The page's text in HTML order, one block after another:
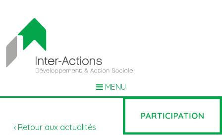
MENU
‹ Retour aux actualités